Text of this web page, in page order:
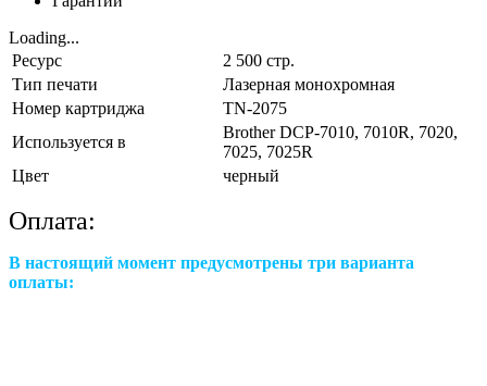
Loading...
Ресурс
2 500 стр.
Тип печати
Лазерная монохромная
Номер картриджа
TN-2075
Используется в
Brother DCP-7010, 7010R, 7020,
7025, 7025R
Цвет
черный
Оплата:
В настоящий момент предусмотрены три варианта
оплаты: